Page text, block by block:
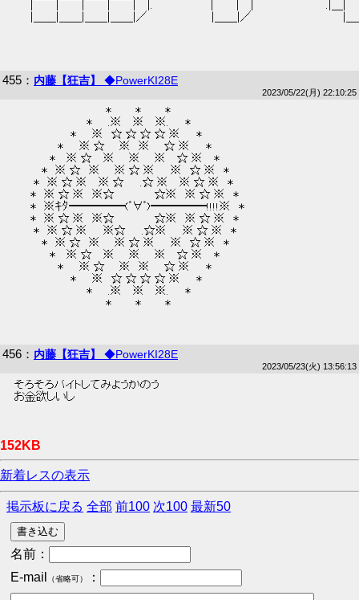
|＿＿|＿＿|＿＿|＿＿|／　　　　　　　　|＿＿|／　　　　 　 　 　 　 　
455 ： 内藤【狂吉】 ◆PowerKI28E
2023/05/22(月) 22:10:25
*　　　*　　　*
*　　.※　 ※ 　※.　　*
*　　※　☆ ☆ ☆ ☆ ※　　*
*　　※ ☆ 　 ※　※ 　 ☆ ※　　*
*　 ※ ☆　 ※ 　 ※ 　 ※ 　☆ ※　 *
*　※ ☆　※ 　 ※ ☆ ※　　※　☆ ※　*
*　※ ☆ ※　 ※ ☆　　.☆ ※　 ※ ☆ ※　*
*　※ ☆ ※　※☆　　　　　☆※　※ ☆ ※　*
*　※ｷﾀ━━━━━(ﾟ∀ﾟ)━━━━━!!!!※　*
*　※ ☆ ※　※☆　　　　　☆※　※ ☆ ※　*
*　※ ☆ ※　　※☆　　.☆※　　※ ☆ ※　*
*　※ ☆　※ 　 ※ ☆ ※　　※　☆ ※　*
*　 ※ ☆　 ※ 　 ※ 　 ※ 　☆ ※　 *
*　　※ ☆ 　 ※　※ 　 ☆ ※　　*
*　　※　☆ ☆ ☆ ☆ ※　　*
*　　.※　 ※ 　※.　　*
*　　　*　　　*
456 ： 内藤【狂吉】 ◆PowerKI28E
2023/05/23(火) 13:56:13
そろそろバイトしてみようかのう
お金欲しいし
152KB
新着レスの表示
掲示板に戻る 全部 前100 次100 最新50
名前：
E-mail
（省略可） ：